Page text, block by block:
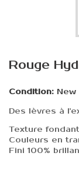
Rouge
Condition: New
Des lèvres à
Texture
Couleurs en
Fini 100%